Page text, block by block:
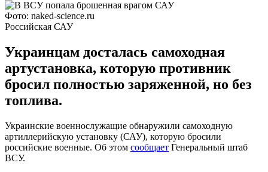
Фото: naked-science.ru
Российская САУ
Украинцам досталась самоходная
артустановка, которую противник
бросил полностью заряженной, но без
топлива.
Украинские военнослужащие обнаружили самоходную
артиллерийскую установку (САУ), которую бросили
российские военные. Об этом сообщает Генеральный штаб
ВСУ.